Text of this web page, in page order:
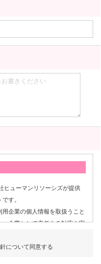
ヒューマンリソーシズが提供
す。
企業の個人情報を取扱うこと
企業として責任ある対応を実
について同意する